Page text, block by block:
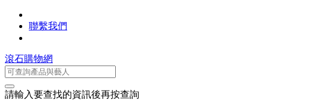
聯繫我們
滾石購物網
請輸入要查找的資訊後再按查詢